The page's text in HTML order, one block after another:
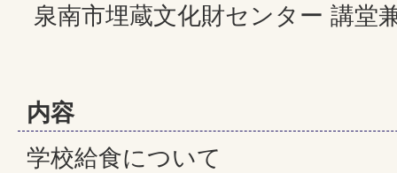
泉南市埋蔵文化財センター 講堂
内容
学校給食について